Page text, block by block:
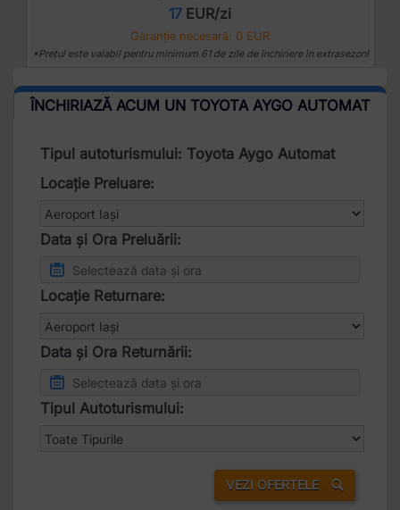
17 EUR/zi
Garanție necesară: 0 EUR
*Prețul este valabil pentru minimum 61 de zile de închiriere în extrasezon!
ÎNCHIRIAZĂ ACUM UN TOYOTA AYGO AUTOMAT
Tipul autoturismului: Toyota Aygo Automat
Locație Preluare:
Data și Ora Preluării:
Locație Returnare:
Data și Ora Returnării:
Tipul Autoturismului:
VEZI OFERTELE